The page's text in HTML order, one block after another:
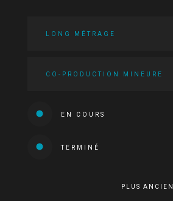
LONG MÉTRAGE
CO-PRODUCTION MINEURE
EN COURS
TERMINÉ
PLUS ANCIEN